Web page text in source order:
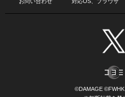
お問い合わせ
対応OS、ブラウザ
©DAMAGE